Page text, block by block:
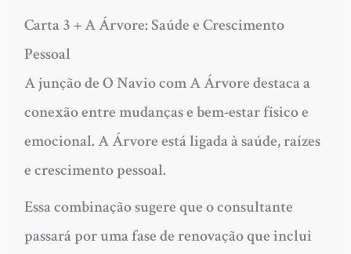
Carta 3 + A Árvore: Saúde e Crescimento
Pessoal
A junção de O Navio com A Árvore destaca a
conexão entre mudanças e bem-estar físico e
emocional. A Árvore está ligada à saúde, raízes
e crescimento pessoal.
Essa combinação sugere que o consultante
passará por uma fase de renovação que inclui